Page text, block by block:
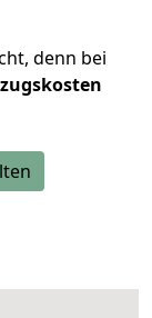
denn bei